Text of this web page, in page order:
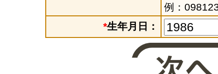
例：
*生年月日：